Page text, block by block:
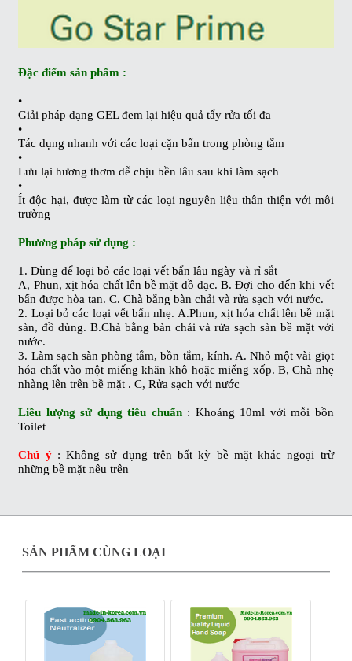
Đặc điểm sản phẩm :
•
Giải pháp dạng GEL đem lại hiệu quả tẩy rửa tối đa
•
Tác dụng nhanh với các loại cặn bẩn trong phòng tắm
•
Lưu lại hương thơm dễ chịu bền lâu sau khi làm sạch
•
Ít độc hại, được làm từ các loại nguyên liệu thân thiện với môi
trường
Phương pháp sử dụng :
1. Dùng để loại bỏ các loại vết bẩn lâu ngày và rỉ sắt
A, Phun, xịt hóa chất lên bề mặt đồ đạc. B. Đợi cho đến khi vết
bẩn được hòa tan. C. Chà bằng bàn chải và rửa sạch với nước.
2. Loại bỏ các loại vết bẩn nhẹ. A.Phun, xịt hóa chất lên bề mặt
sàn, đồ dùng. B.Chà bằng bàn chải và rửa sạch sàn bề mặt với
nước.
3. Làm sạch sàn phòng tắm, bồn tắm, kính. A. Nhỏ một vài giọt
hóa chất vào một miếng khăn khô hoặc miếng xốp. B, Chà nhẹ
nhàng lên trên bề mặt . C, Rửa sạch với nước
Liều lượng sử dụng tiêu chuẩn: Khoảng 10ml với mỗi bồn
Toilet
Chú ý: Không sử dụng trên bất kỳ bề mặt khác ngoại trừ
những bề mặt nêu trên
SẢN PHẨM CÙNG LOẠI